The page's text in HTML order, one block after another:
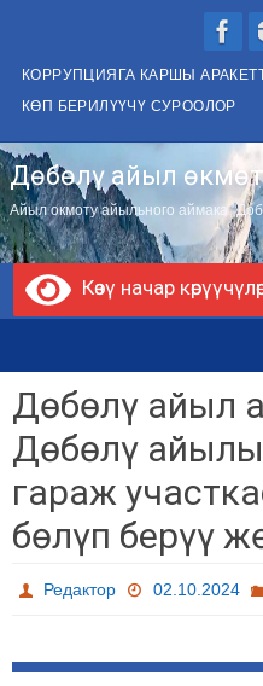
content
КОРРУПЦИЯГА КАРШЫ
КӨП БЕРИЛҮҮЧҮ СУРООЛОР
Дөбөлү айыл
Айыл окмоту айыльного аймака
Көзү начар
Дөбөлү айыл
Дөбөлү
гараж
бөлүп берүү
Редактор 02.10.2024